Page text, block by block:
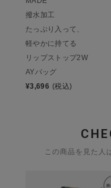
撥水加工
たっぷり入って、
軽やかに持てる
リップストップ2W
AYバッグ
¥3,696 (税込)
この商品を見た人